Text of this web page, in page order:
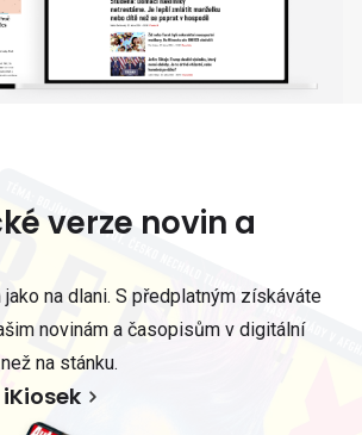
verze novin a
na dlani. S předplatným získáváte
novinám a časopisům v digitální
na stánku.